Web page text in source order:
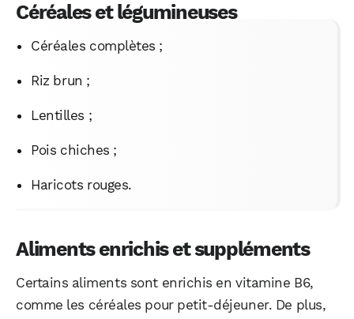
Céréales et légumineuses
Céréales complètes ;
Riz brun ;
Lentilles ;
Pois chiches ;
Haricots rouges.
Aliments enrichis et suppléments
Certains aliments sont enrichis en vitamine B6,
comme les céréales pour petit-déjeuner. De plus,